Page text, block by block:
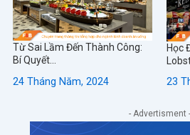
Từ Sai Lầm Đến Thành Công:
Bí Quyết...
24 Tháng Năm, 2024
Học
23
- Advertisment -